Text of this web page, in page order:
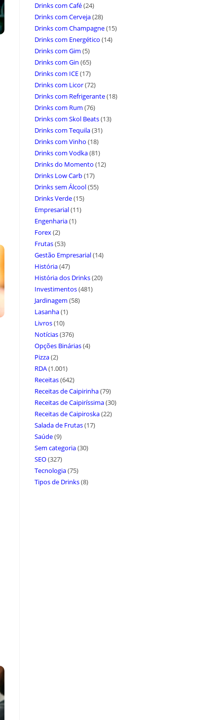
Drinks com Café(24)
Drinks com Cerveja(28)
Drinks com Champagne(15)
Drinks com Energético (14)
Drinks com Gim (5)
Drinks com Gin (65)
Drinks com ICE(17)
Drinks com Licor(72)
Drinks com Refrigerante(18)
Drinks com Rum (76)
Drinks com Skol Beats(13)
Drinks com Tequila(31)
Drinks com Vinho (18)
Drinks com Vodka(81)
Drinks do Momento (12)
Drinks Low Carb(17)
Drinks sem Álcool(55)
Drinks Verde(15)
Empresarial(11)
Engenharia(1)
Forex(2)
Frutas(53)
Gestão Empresarial(14)
História(47)
História dos Drinks(20)
Investimentos(481)
Jardinagem (58)
Lasanha(1)
Livros(10)
Notícias(376)
Opções Binárias(4)
Pizza(2)
RDA(1.001)
Receitas(642)
Receitas de Caipirinha(79)
Receitas de Caipiríssima(30)
Receitas de Caipiroska(22)
Salada de Frutas(17)
Saúde(9)
Sem categoria(30)
SEO(327)
Tecnologia(75)
Tipos de Drinks(8)